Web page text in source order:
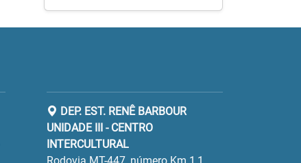
DEP. EST. RENÊ BARBOUR
UNIDADE III - CENTRO
INTERCULTURAL